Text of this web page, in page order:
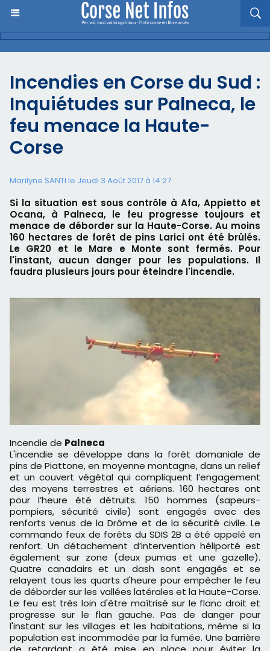
Incendies en Corse du Sud :
Inquiétudes sur Palneca, le
feu menace la Haute-
Corse
Marilyne SANTI le Jeudi 3 Août 2017 à 14:27
Si la situation est sous contrôle à Afa, Appietto et
Ocana, à Palneca, le feu progresse toujours et
menace de déborder sur la Haute-Corse. Au moins
160 hectares de forêt de pins Larici ont été brûlés.
Le GR20 et le Mare e Monte sont fermés. Pour
l'instant, aucun danger pour les populations. Il
faudra plusieurs jours pour éteindre l'incendie.
Incendie de Palneca
L'incendie se développe dans la forêt domaniale de
pins de Piattone, en moyenne montagne, dans un relief
et un couvert végétal qui compliquent l’engagement
des moyens terrestres et aériens. 160 hectares ont
pour l’heure été détruits. 150 hommes (sapeurs-
pompiers, sécurité civile) sont engagés avec des
renforts venus de la Drôme et de la sécurité civile. Le
commando feux de forêts du SDIS 2B a été appelé en
renfort. Un détachement d’intervention héliporté est
également sur zone (deux pumas et une gazelle).
Quatre canadairs et un dash sont engagés et se
relayent tous les quarts d'heure pour empêcher le feu
de déborder sur les vallées latérales et la Haute-Corse.
Le feu est très loin d'être maîtrisé sur le flanc droit et
progresse sur le flan gauche. Pas de danger pour
l'instant sur les villages et les habitations, même si la
population est incommodée par la fumée. Une barrière